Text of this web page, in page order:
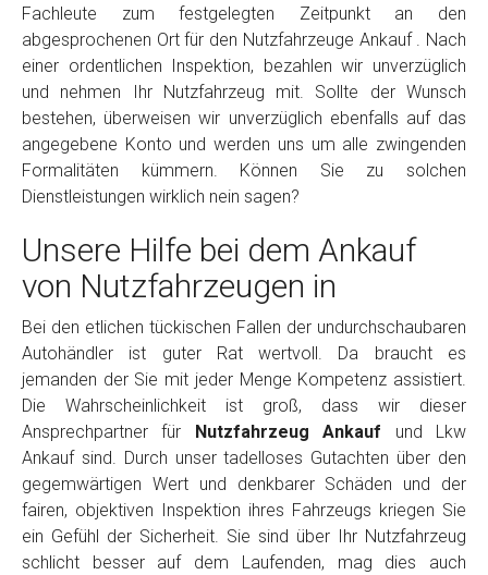
Fachleute zum festgelegten Zeitpunkt an den
abgesprochenen Ort für den Nutzfahrzeuge Ankauf . Nach
einer ordentlichen Inspektion, bezahlen wir unverzüglich
und nehmen Ihr Nutzfahrzeug mit. Sollte der Wunsch
bestehen, überweisen wir unverzüglich ebenfalls auf das
angegebene Konto und werden uns um alle zwingenden
Formalitäten kümmern. Können Sie zu solchen
Dienstleistungen wirklich nein sagen?
Unsere Hilfe bei dem Ankauf
von Nutzfahrzeugen in
Bei den etlichen tückischen Fallen der undurchschaubaren
Autohändler ist guter Rat wertvoll. Da braucht es
jemanden der Sie mit jeder Menge Kompetenz assistiert.
Die Wahrscheinlichkeit ist groß, dass wir dieser
Ansprechpartner für
Nutzfahrzeug Ankauf und Lkw
Ankauf sind. Durch unser tadelloses Gutachten über den
gegemwärtigen Wert und denkbarer Schäden und der
fairen, objektiven Inspektion ihres Fahrzeugs kriegen Sie
ein Gefühl der Sicherheit. Sie sind über Ihr Nutzfahrzeug
schlicht besser auf dem Laufenden, mag dies auch